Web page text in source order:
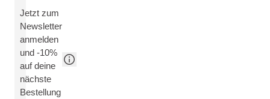
Jetzt zum
Newsletter
anmelden
und -10%
auf deine
nächste
Bestellung